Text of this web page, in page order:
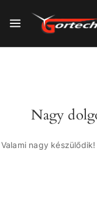
Nagy
Valami nagy